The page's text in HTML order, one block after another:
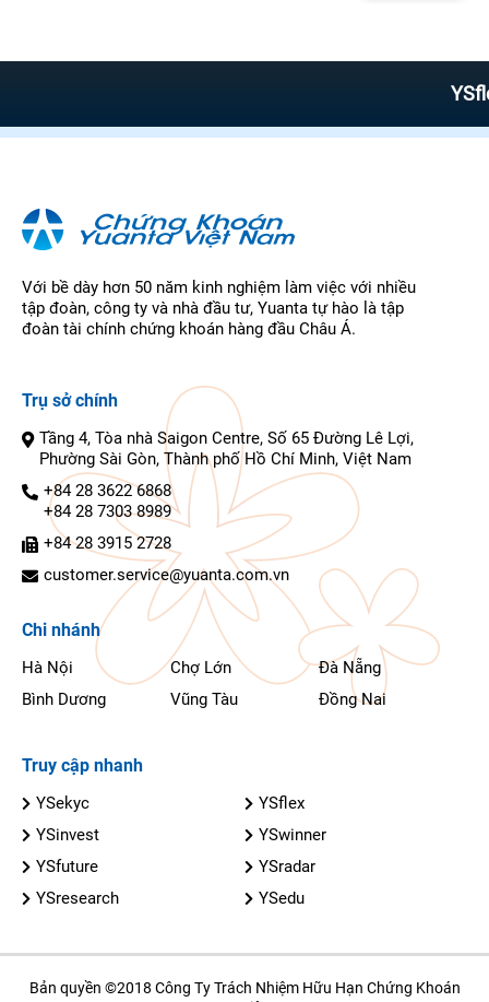
YSflex –
Với bề dày hơn 50 năm kinh nghiệm làm việc với nhiều
tập đoàn, công ty và nhà đầu tư, Yuanta tự hào là tập
đoàn tài chính chứng khoán hàng đầu Châu Á.
Trụ sở chính
Tầng 4, Tòa nhà Saigon Centre, Số 65 Đường Lê Lợi,
Phường Sài Gòn, Thành phố Hồ Chí Minh, Việt Nam
+84 28 3622 6868
+84 28 7303 8989
+84 28 3915 2728
customer.service@yuanta.com.vn
Chi nhánh
Hà Nội Chợ Lớn
Đà Nẵng
Bình Dương
Vũng Tàu Đồng Nai
Truy cập nhanh
YSekyc
YSflex
YSinvest
YSwinner
YSfuture
YSradar
YSresearch
YSedu
Bản quyền ©2018 Công Ty Trách Nhiệm Hữu Hạn Chứng Khoán